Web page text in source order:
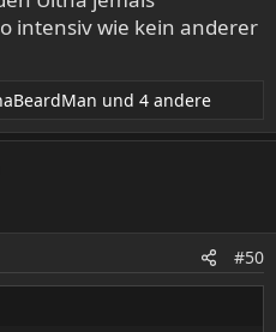
intensiv wie kein anderer
und 4 andere
#50